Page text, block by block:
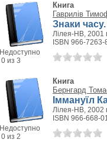
Недоступно
0 из 3
Книга
Гаврилів
Знаки
Лілея-НВ, 2001
ISBN 966-7263-
Недоступно
0 из 2
Книга
Бернгард
Іммануїл
Лілея-НВ, 2002
ISBN 966-668-